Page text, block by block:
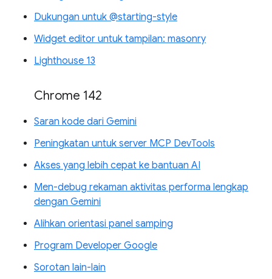
Dukungan untuk @starting-style
Widget editor untuk tampilan: masonry
Lighthouse 13
Chrome 142
Saran kode dari Gemini
Peningkatan untuk server MCP DevTools
Akses yang lebih cepat ke bantuan AI
Men-debug rekaman aktivitas performa lengkap
dengan Gemini
Alihkan orientasi panel samping
Program Developer Google
Sorotan lain-lain